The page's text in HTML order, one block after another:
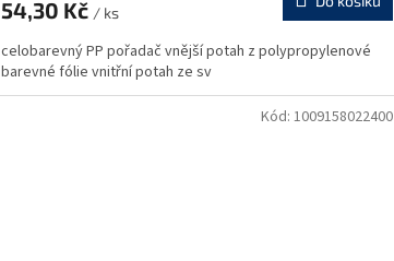
54,30 Kč / ks
celobarevný PP pořadač vnější potah z polypropylenové
barevné fólie vnitřní potah ze sv
Kód: 1009158022400